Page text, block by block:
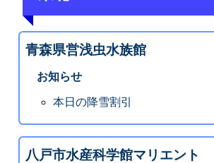
青森県営浅虫水族館
お知らせ
本日の降雪割引
八戸市水産科学館マリエント